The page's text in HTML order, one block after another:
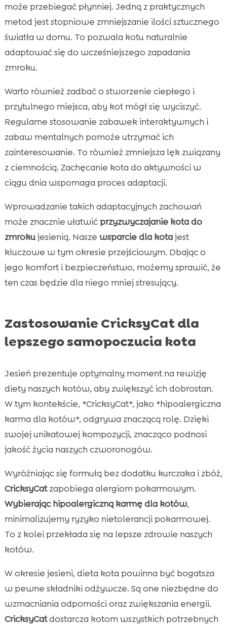
może przebiegać płynniej. Jedną z praktycznych
metod jest stopniowe zmniejszanie ilości sztucznego
światła w domu. To pozwala kotu naturalnie
adaptować się do wcześniejszego zapadania
zmroku.
Warto również zadbać o stworzenie ciepłego i
przytulnego miejsca, aby kot mógł się wyciszyć.
Regularne stosowanie zabawek interaktywnych i
zabaw mentalnych pomoże utrzymać ich
zainteresowanie. To również zmniejsza lęk związany
z ciemnością. Zachęcanie kota do aktywności w
ciągu dnia wspomaga proces adaptacji.
Wprowadzanie takich adaptacyjnych zachowań
może znacznie ułatwićprzyzwyczajanie kota do
zmrokujesienią. Nasze wsparcie dla kotajest
kluczowe w tym okresie przejściowym. Dbając o
jego komfort i bezpieczeństwo, możemy sprawić, że
ten czas będzie dla niego mniej stresujący.
Zastosowanie CricksyCat dla
lepszego samopoczucia kota
Jesień prezentuje optymalny moment na rewizję
diety naszych kotów, aby zwiększyć ich dobrostan.
W tym kontekście, *CricksyCat*, jako *hipoalergiczna
karma dla kotów*, odgrywa znaczącą rolę. Dzięki
swojej unikatowej kompozycji, znacząco podnosi
jakość życia naszych czworonogów.
Wyróżniając się formułą bez dodatku kurczaka i zbóż,
CricksyCatzapobiega alergiom pokarmowym.
Wybierając hipoalergiczną karmę dla kotów,
minimalizujemy ryzyko nietolerancji pokarmowej.
To z kolei przekłada się na lepsze zdrowie naszych
kotów.
W okresie jesieni, dieta kota powinna być bogatsza
w pewne składniki odżywcze. Są one niezbędne do
wzmacniania odporności oraz zwiększania energii.
CricksyCatdostarcza kotom wszystkich potrzebnych